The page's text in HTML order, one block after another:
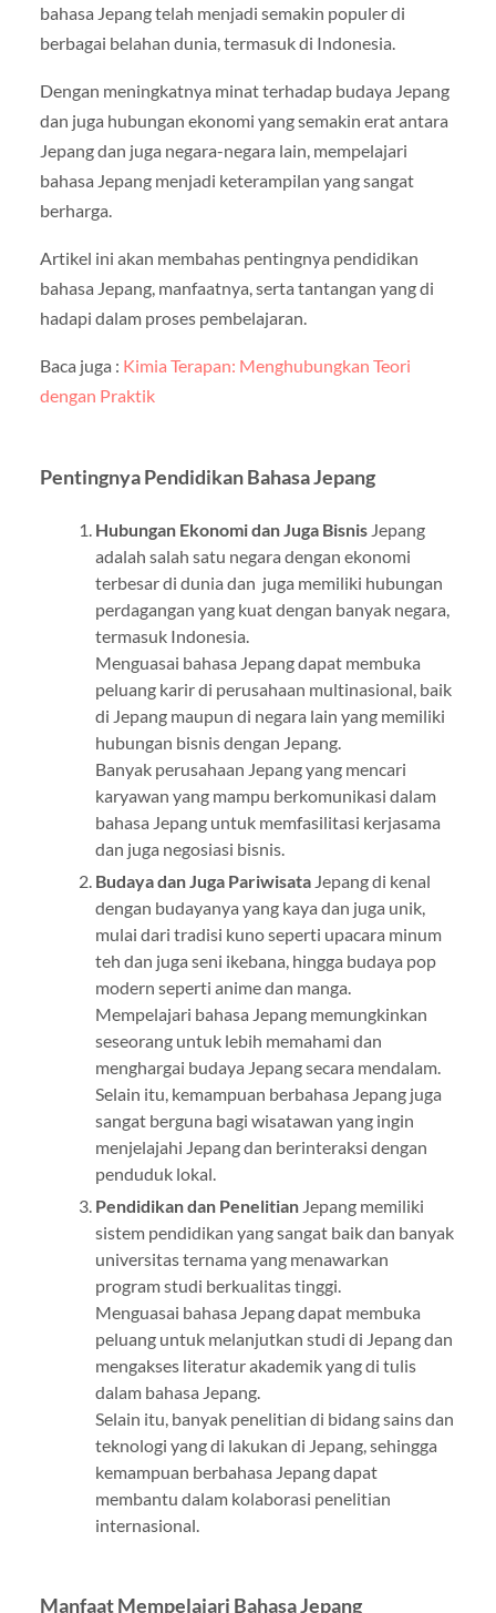
bahasa Jepang telah menjadi semakin populer di
berbagai belahan dunia, termasuk di Indonesia.
Dengan meningkatnya minat terhadap budaya Jepang
dan juga hubungan ekonomi yang semakin erat antara
Jepang dan juga negara-negara lain, mempelajari
bahasa Jepang menjadi keterampilan yang sangat
berharga.
Artikel ini akan membahas pentingnya pendidikan
bahasa Jepang, manfaatnya, serta tantangan yang di
hadapi dalam proses pembelajaran.
Baca juga : Kimia Terapan: Menghubungkan Teori
dengan Praktik
Pentingnya Pendidikan Bahasa Jepang
Hubungan Ekonomi dan Juga BisnisJepang
adalah salah satu negara dengan ekonomi
terbesar di dunia dan juga memiliki hubungan
perdagangan yang kuat dengan banyak negara,
termasuk Indonesia.
Menguasai bahasa Jepang dapat membuka
peluang karir di perusahaan multinasional, baik
di Jepang maupun di negara lain yang memiliki
hubungan bisnis dengan Jepang.
Banyak perusahaan Jepang yang mencari
karyawan yang mampu berkomunikasi dalam
bahasa Jepang untuk memfasilitasi kerjasama
dan juga negosiasi bisnis.
Budaya dan Juga PariwisataJepang di kenal
dengan budayanya yang kaya dan juga unik,
mulai dari tradisi kuno seperti upacara minum
teh dan juga seni ikebana, hingga budaya pop
modern seperti anime dan manga.
Mempelajari bahasa Jepang memungkinkan
seseorang untuk lebih memahami dan
menghargai budaya Jepang secara mendalam.
Selain itu, kemampuan berbahasa Jepang juga
sangat berguna bagi wisatawan yang ingin
menjelajahi Jepang dan berinteraksi dengan
penduduk lokal.
Pendidikan dan PenelitianJepang memiliki
sistem pendidikan yang sangat baik dan banyak
universitas ternama yang menawarkan
program studi berkualitas tinggi.
Menguasai bahasa Jepang dapat membuka
peluang untuk melanjutkan studi di Jepang dan
mengakses literatur akademik yang di tulis
dalam bahasa Jepang.
Selain itu, banyak penelitian di bidang sains dan
teknologi yang di lakukan di Jepang, sehingga
kemampuan berbahasa Jepang dapat
membantu dalam kolaborasi penelitian
internasional.
Manfaat Mempelajari Bahasa Jepang